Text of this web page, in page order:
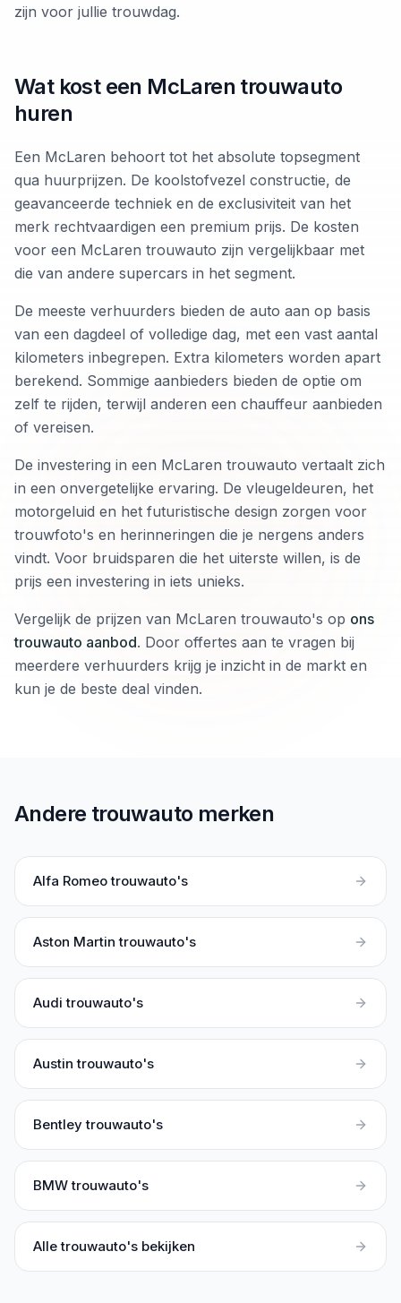
zijn voor jullie trouwdag.
Wat kost een McLaren trouwauto
huren
Een McLaren behoort tot het absolute topsegment
qua huurprijzen. De koolstofvezel constructie, de
geavanceerde techniek en de exclusiviteit van het
merk rechtvaardigen een premium prijs. De kosten
voor een McLaren trouwauto zijn vergelijkbaar met
die van andere supercars in het segment.
De meeste verhuurders bieden de auto aan op basis
van een dagdeel of volledige dag, met een vast aantal
kilometers inbegrepen. Extra kilometers worden apart
berekend. Sommige aanbieders bieden de optie om
zelf te rijden, terwijl anderen een chauffeur aanbieden
of vereisen.
De investering in een McLaren trouwauto vertaalt zich
in een onvergetelijke ervaring. De vleugeldeuren, het
motorgeluid en het futuristische design zorgen voor
trouwfoto's en herinneringen die je nergens anders
vindt. Voor bruidsparen die het uiterste willen, is de
prijs een investering in iets unieks.
Vergelijk de prijzen van McLaren trouwauto's op ons
trouwauto aanbod. Door offertes aan te vragen bij
meerdere verhuurders krijg je inzicht in de markt en
kun je de beste deal vinden.
Andere trouwauto merken
Alfa Romeotrouwauto's
Aston Martin trouwauto's
Audi trouwauto's
Austin trouwauto's
Bentleytrouwauto's
BMWtrouwauto's
Alle trouwauto's bekijken